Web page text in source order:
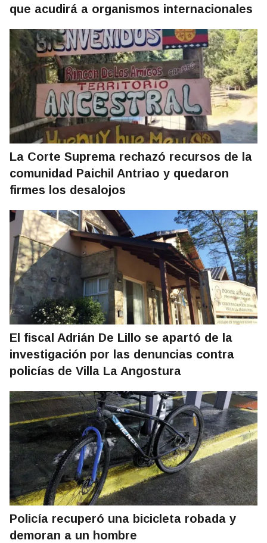
que acudirá a organismos internacionales
La Corte Suprema rechazó recursos de la
comunidad Paichil Antriao y quedaron
firmes los desalojos
El fiscal Adrián De Lillo se apartó de la
investigación por las denuncias contra
policías de Villa La Angostura
Policía recuperó una bicicleta robada y
demoran a un hombre